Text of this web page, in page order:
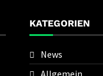
KATEGORIEN
News
Allgemein